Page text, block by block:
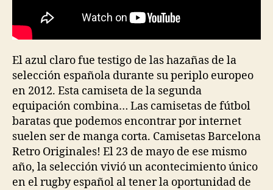
El azul claro fue testigo de las hazañas de la
selección española durante su periplo europeo
en 2012. Esta camiseta de la segunda
equipación combina… Las camisetas de fútbol
baratas que podemos encontrar por internet
suelen ser de manga corta. Camisetas Barcelona
Retro Originales! El 23 de mayo de ese mismo
año, la selección vivió un acontecimiento único
en el rugby español al tener la oportunidad de